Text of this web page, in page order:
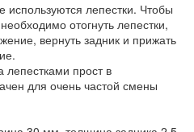
лепестки. Чтобы
отогнуть лепестки,
вернуть задник и прижать
прост в
для очень частой смены